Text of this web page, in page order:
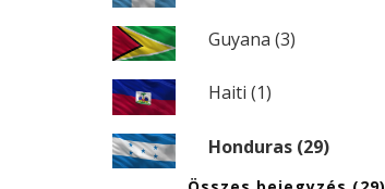
Guyana (3)
Haiti (1)
Honduras (29)